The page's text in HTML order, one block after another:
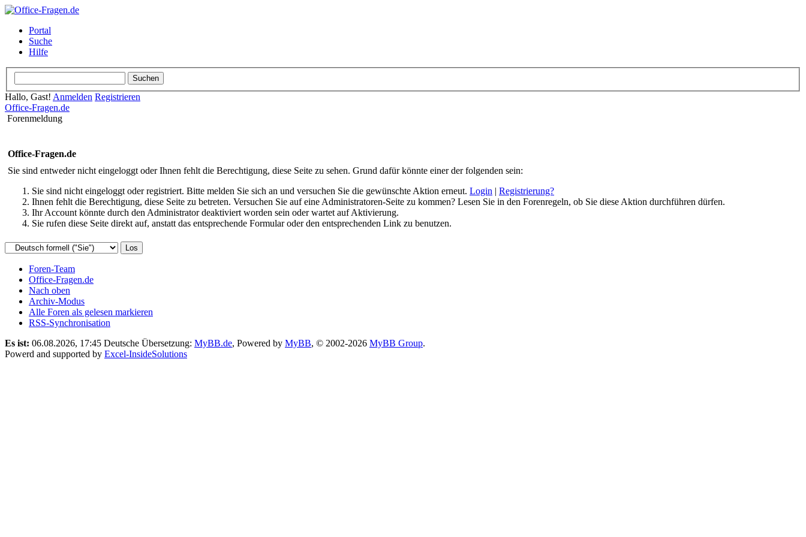
Portal
Suche
Hilfe
Hallo, Gast! Anmelden Registrieren
Office-Fragen.de
Forenmeldung
Office-Fragen.de
Sie sind entweder nicht eingeloggt oder Ihnen fehlt die Berechtigung, diese Seite zu sehen. Grund dafür könnte einer der folgenden sein:
Sie sind nicht eingeloggt oder registriert. Bitte melden Sie sich an und versuchen Sie die gewünschte Aktion erneut. Login | Registrierung?
Ihnen fehlt die Berechtigung, diese Seite zu betreten. Versuchen Sie auf eine Administratoren-Seite zu kommen? Lesen Sie in den Forenregeln, ob Sie diese Aktion durchführen dürfen.
Ihr Account könnte durch den Administrator deaktiviert worden sein oder wartet auf Aktivierung.
Sie rufen diese Seite direkt auf, anstatt das entsprechende Formular oder den entsprechenden Link zu benutzen.
Foren-Team
Office-Fragen.de
Nach oben
Archiv-Modus
Alle Foren als gelesen markieren
RSS-Synchronisation
Es ist: 06.08.2026, 17:45 Deutsche Übersetzung: MyBB.de, Powered by MyBB, © 2002-2026 MyBB Group.
Powerd and supported by Excel-InsideSolutions